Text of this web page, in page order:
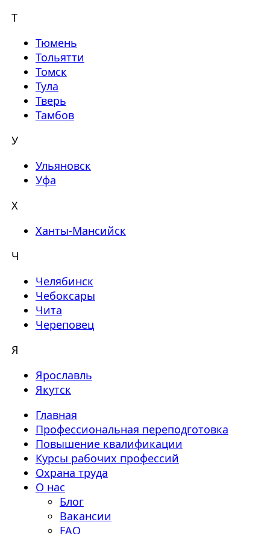
Т
Тюмень
Тольятти
Томск
Тула
Тверь
Тамбов
У
Ульяновск
Уфа
Х
Ханты-Мансийск
Ч
Челябинск
Чебоксары
Чита
Череповец
Я
Ярославль
Якутск
Главная
Профессиональная переподготовка
Повышение квалификации
Курсы рабочих профессий
Охрана труда
О нас
Блог
Вакансии
FAQ